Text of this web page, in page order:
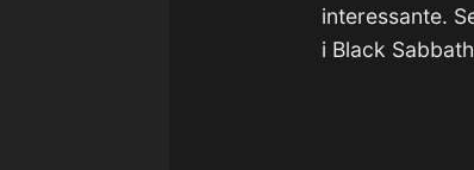
interessante.
i Black